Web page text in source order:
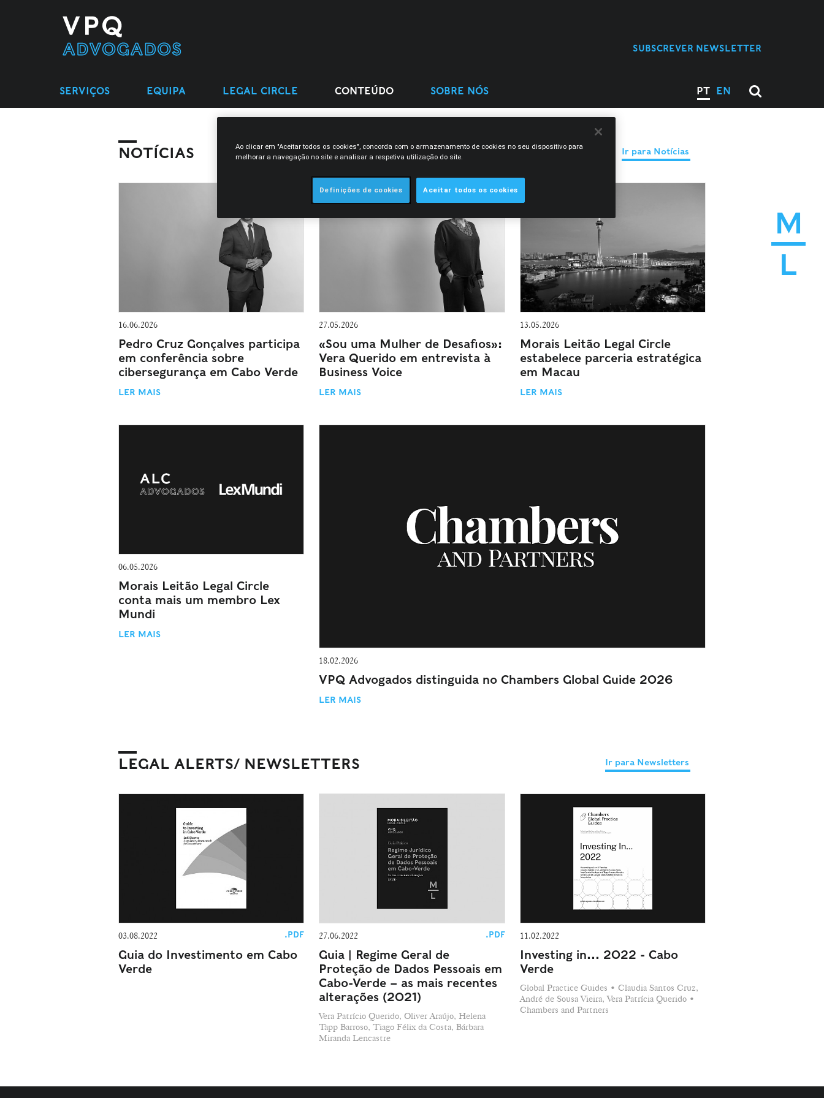
M
L
SERVIÇOS EQUIPA LEGAL CIRCLE CONTEÚDO SOBRE NÓS PT EN
SUBSCREVER NEWSLETTER
NOTÍCIAS Ir para Notícias
16.06.2026
Pedro Cruz Gonçalves participa
em conferência sobre
cibersegurança em Cabo Verde
LER MAIS
27.05.2026
«Sou uma Mulher de Desafios»:
Vera Querido em entrevista à
Business Voice
LER MAIS
13.05.2026
Morais Leitão Legal Circle
estabelece parceria estratégica
em Macau
LER MAIS
06.05.2026
Morais Leitão Legal Circle
conta mais um membro Lex
Mundi
LER MAIS
18.02.2026
VPQ Advogados distinguida no Chambers Global Guide 2026
LER MAIS
LEGAL ALERTS/ NEWSLETTERS Ir para Newsletters
03.08.2022 .PDF
Guia do Investimento em Cabo
Verde
27.06.2022 .PDF
Guia | Regime Geral de
Proteção de Dados Pessoais em
Cabo-Verde – as mais recentes
alterações (2021)
Vera Patrício Querido, Oliver Araújo, Helena
Tapp Barroso, Tiago Félix da Costa, Bárbara
Miranda Lencastre
11.02.2022
Investing in... 2022 - Cabo
Verde
Global Practice Guides • Claudia Santos Cruz,
André de Sousa Vieira, Vera Patrícia Querido •
Chambers and Partners
Ao clicar em "Aceitar todos os cookies", concorda com o armazenamento de cookies no seu dispositivo para
melhorar a navegação no site e analisar a respetiva utilização do site.
Definições de cookies Aceitar todos os cookies